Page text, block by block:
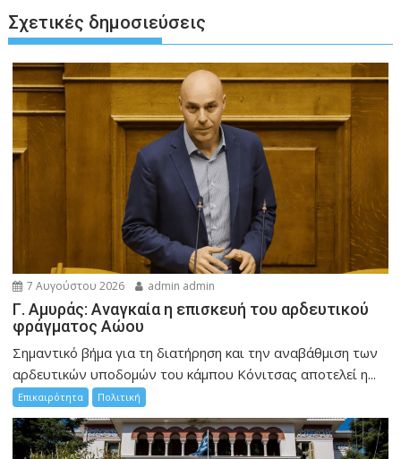
Σχετικές δημοσιεύσεις
7 Αυγούστου 2026 admin admin
Γ. Αμυράς: Αναγκαία η επισκευή του αρδευτικού
φράγματος Αώου
Σημαντικό βήμα για τη διατήρηση και την αναβάθμιση των
αρδευτικών υποδομών του κάμπου Κόνιτσας αποτελεί η...
Επικαιρότητα Πολιτική